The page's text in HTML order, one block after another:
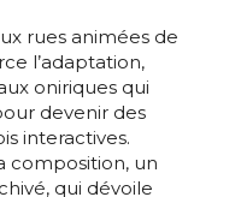
rues animées de
l’adaptation,
oniriques qui
devenir des
interactives.
composition, un
qui dévoile